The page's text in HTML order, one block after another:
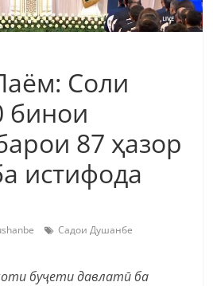
Соли
бинои
87 ҳазор
истифода
Садои Душанбе
буҷети давлатӣ ба